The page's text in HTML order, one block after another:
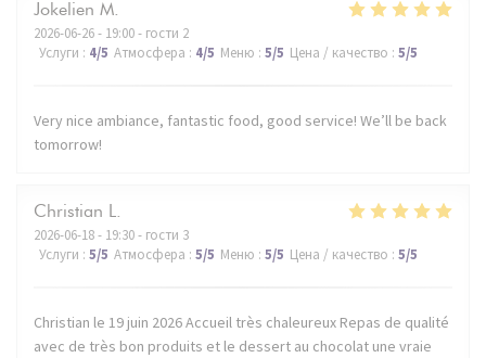
Jokelien M
2026-06-26- 19:00 - гости 2
Услуги : 4/5 Атмосфера : 4/5 Меню : 5/5 Цена / качество : 5/5
Very nice ambiance, fantastic food, good service! We’ll be back
tomorrow!
Christian L
2026-06-18- 19:30 - гости 3
Услуги : 5/5 Атмосфера : 5/5 Меню : 5/5 Цена / качество : 5/5
Christian le 19 juin 2026 Accueil très chaleureux Repas de qualité
avec de très bon produits et le dessert au chocolat une vraie